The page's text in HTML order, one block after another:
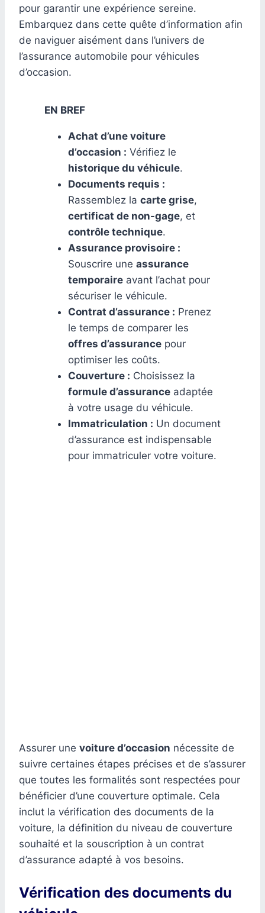
pour garantir une expérience sereine.
Embarquez dans cette quête d’information afin
de naviguer aisément dans l’univers de
l’assurance automobile pour véhicules
d’occasion.
EN BREF
Achat d’une voiture
d’occasion : Vérifiez le
historique du véhicule.
Documents requis :
Rassemblez la carte grise,
certificat de non-gage, et
contrôle technique.
Assurance provisoire :
Souscrire une assurance
temporaire avant l’achat pour
sécuriser le véhicule.
Contrat d’assurance : Prenez
le temps de comparer les
offres d’assurance pour
optimiser les coûts.
Couverture : Choisissez la
formule d’assurance adaptée
à votre usage du véhicule.
Immatriculation : Un document
d’assurance est indispensable
pour immatriculer votre voiture.
Assurer une voiture d’occasion nécessite de
suivre certaines étapes précises et de s’assurer
que toutes les formalités sont respectées pour
bénéficier d’une couverture optimale. Cela
inclut la vérification des documents de la
voiture, la définition du niveau de couverture
souhaité et la souscription à un contrat
d’assurance adapté à vos besoins.
Vérification des documents du